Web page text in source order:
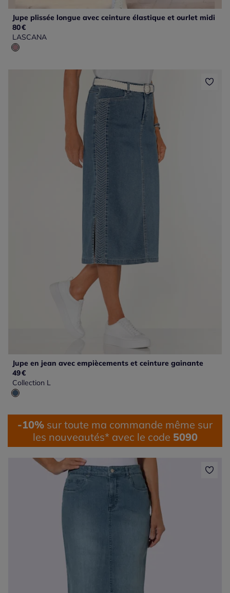
Jupe plissée longue avec ceinture élastique et ourlet midi
80€
LASCANA
Jupe en jean avec empiècements et ceinture gainante
49€
Collection L
-10% sur toute ma commande même sur
les nouveautés* avec le code 5090